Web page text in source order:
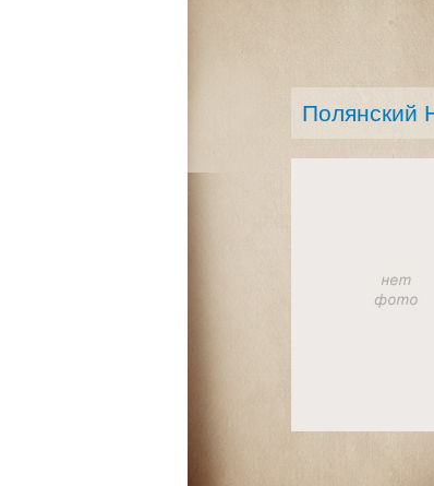
Полянский